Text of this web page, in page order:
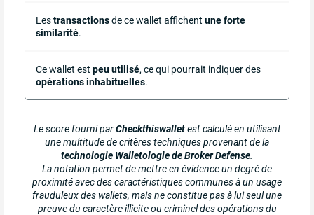
Lestransactionsde ce wallet affichent une forte
similarité.
Ce wallet est peu utilisé, ce qui pourrait indiquer des
opérations inhabituelles.
Le score fourni parCheckthiswalletest calculé en utilisant
une multitude de critères techniques provenant de la
technologie Walletologie de Broker Defense.
La notation permet de mettre en évidence un degré de
proximité avec des caractéristiques communes à un usage
frauduleux des wallets, mais ne constitue pas à lui seul une
preuve du caractère illicite ou criminel des opérations du